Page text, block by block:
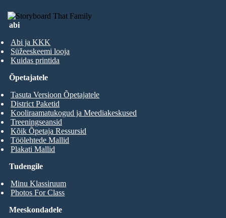
abi
Abi ja KKK
Süžeeskeemi looja
Kuidas printida
Tudengile
Minu Klassiruum
Photos For Class
Õpetajatele
Tasuta Versioon Õpetajatele
District Paketid
Kooliraamatukogud ja Meediakeskused
Treeningseansid
Kõik Õpetaja Ressursid
Töölehtede Mallid
Plakati Mallid
Meeskondadele